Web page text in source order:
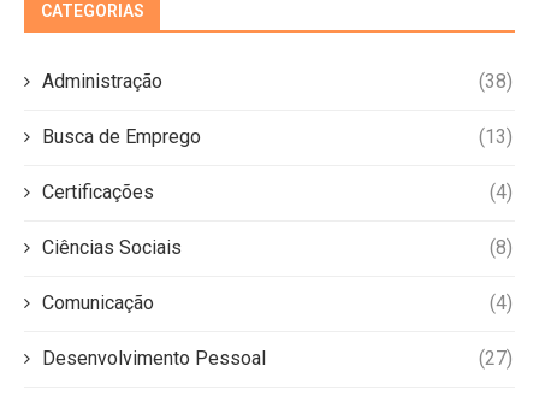
CATEGORIAS
Administração (38)
Busca de Emprego (13)
Certificações (4)
Ciências Sociais (8)
Comunicação (4)
Desenvolvimento Pessoal (27)